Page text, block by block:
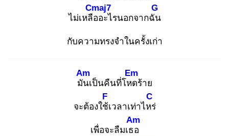
ไม่เหลือ
Cmaj7
อะไรนอกจากฉัน
G
กับความทรงจำในครั้งเก่า
มัน
Am
เป็นคืนที่โหด
Em
ร้าย
จะต้องใช้เ
F
วลาเท่าไหร่
C
เพื่อจะลืมเธอ
Am